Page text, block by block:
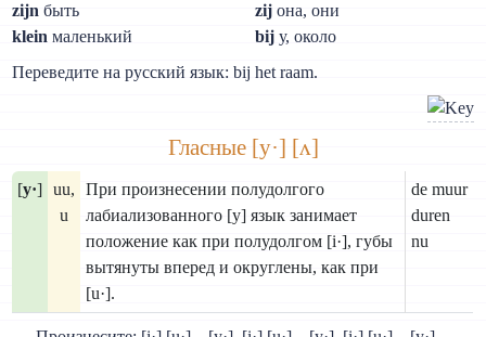
zijn быть
klein маленький
zij она, они
bij у, около
Переведите на русский язык: bij het raam.
Гласные [y·] [ʌ]
[y·]
uu,
u
При произнесении полудолгого
лабиализованного [у] язык занимает
положение как при полудолгом [i·], губы
вытянуты вперед и округлены, как при
[u·].
de muur
duren
nu